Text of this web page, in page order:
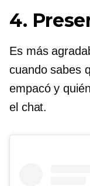
4.
Es más
cuando sabes
empacó y
el chat.